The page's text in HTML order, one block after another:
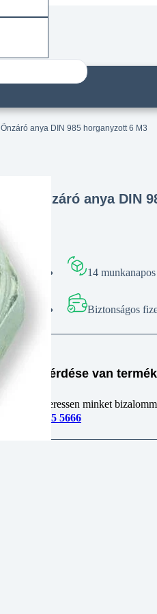
Önzáró anya DIN 985 horganyzott 6 M3
Önzáró anya DIN
14
Biztonságos
Kérdése van
Keressen minket
295 5666